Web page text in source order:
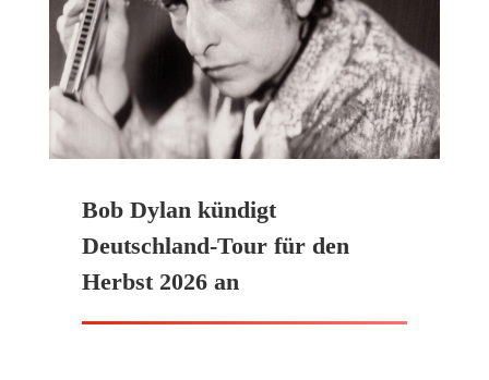
Bob Dylan kündigt
Deutschland-Tour für den
Herbst 2026 an